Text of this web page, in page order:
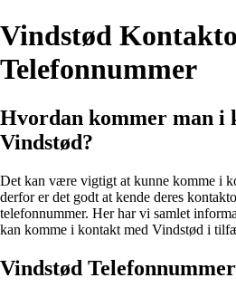
Vindstød
Telefonnummer
Hvordan kommer man i
Vindstød?
Det kan være vigtigt at kunne komme i
derfor er det godt at kende deres
telefonnummer. Her har vi samlet
kan komme i kontakt med Vindstød i
Vindstød Telefonnummer